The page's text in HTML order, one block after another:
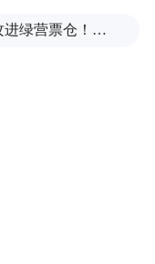
攻进绿营票仓！李四川新庄造势，上千名乡亲到场力挺